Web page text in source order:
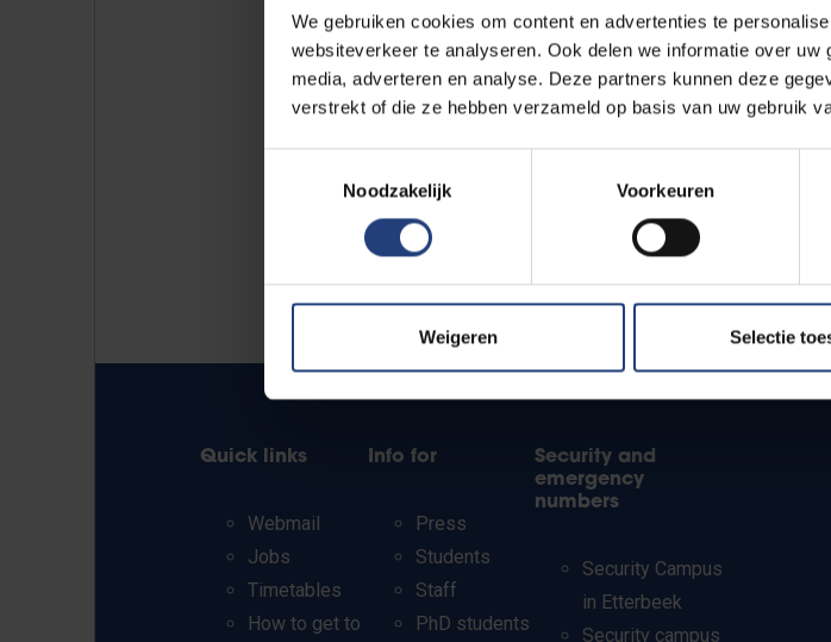
We gebruiken cookies om content en advertenties te
websiteverkeer te analyseren. Ook delen we informatie over
media, adverteren en analyse. Deze partners kunnen deze
verstrekt of die ze hebben verzameld op basis van uw gebruik
Noodzakelijk
Voorkeuren
Weigeren Selectie
The full URL of the page where you encountered the
E.g. https://www.vub.be/nl/studeren-aan-de-vub/
Quick links
Webmail
Jobs
Timetables
How to get to
Info for
Press
Students
Staff
PhD students
Security and
emergency
numbers
Security Campus
in Etterbeek
Security campus